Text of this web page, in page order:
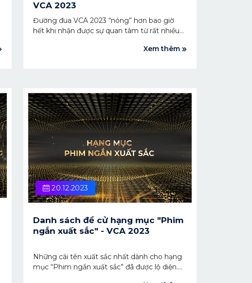
VCA 2023
Đường đua VCA 2023 “nóng” hơn bao giờ
hết khi nhận được sự quan tâm từ rất nhiều
chân thành gửi lời cảm ơn tới các nhà sáng
xuất hiện cho danh hiệu "Nhà sáng tạo nội
dung số xuất sắc".
Xem thêm
20.12.2023
Danh sách đề cử hạng mục "Phim
ngắn xuất sắc" - VCA 2023
Những cái tên xuất sắc nhất dành cho hạng
mục “Phim ngắn xuất sắc” đã được lộ diện.